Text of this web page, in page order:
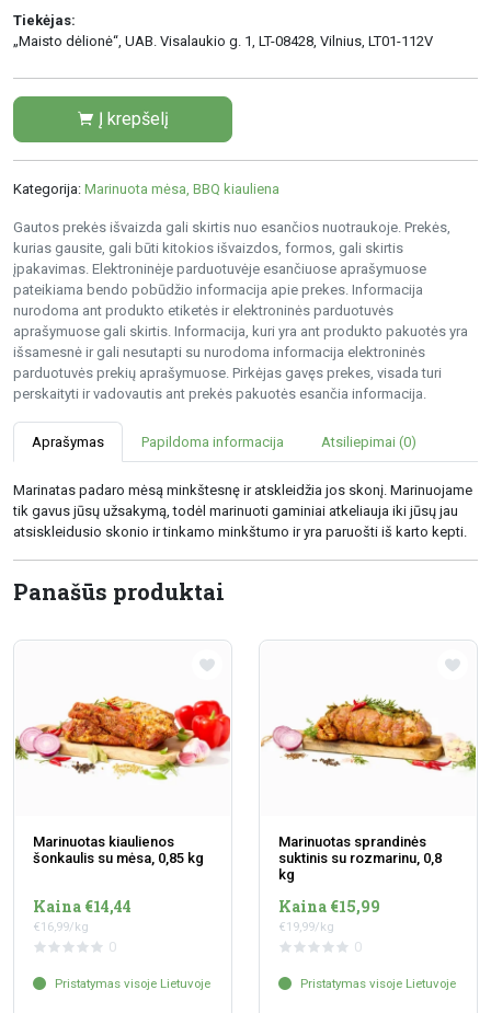
Tiekėjas:
„Maisto dėlionė“, UAB. Visalaukio g. 1, LT-08428, Vilnius, LT01-112V
Į krepšelį
Kategorija: Marinuota mėsa, BBQ kiauliena
Gautos prekės išvaizda gali skirtis nuo esančios nuotraukoje. Prekės,
kurias gausite, gali būti kitokios išvaizdos, formos, gali skirtis
įpakavimas. Elektroninėje parduotuvėje esančiuose aprašymuose
pateikiama bendo pobūdžio informacija apie prekes. Informacija
nurodoma ant produkto etiketės ir elektroninės parduotuvės
aprašymuose gali skirtis. Informacija, kuri yra ant produkto pakuotės yra
išsamesnė ir gali nesutapti su nurodoma informacija elektroninės
parduotuvės prekių aprašymuose. Pirkėjas gavęs prekes, visada turi
perskaityti ir vadovautis ant prekės pakuotės esančia informacija.
Aprašymas Papildoma informacija Atsiliepimai (0)
Marinatas padaro mėsą minkštesnę ir atskleidžia jos skonį. Marinuojame
tik gavus jūsų užsakymą, todėl marinuoti gaminiai atkeliauja iki jūsų jau
atsiskleidusio skonio ir tinkamo minkštumo ir yra paruošti iš karto kepti.
Panašūs produktai
Marinuotas kiaulienos
šonkaulis su mėsa, 0,85 kg
Kaina €14,44
€16,99/kg
0
Pristatymas visoje Lietuvoje
Marinuotas sprandinės
suktinis su rozmarinu, 0,8
kg
Kaina €15,99
€19,99/kg
0
Pristatymas visoje Lietuvoje